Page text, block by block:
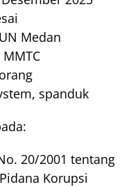
Medan
spanduk
20/2001 tentang
Korupsi